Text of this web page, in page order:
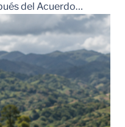
del Acuerdo…